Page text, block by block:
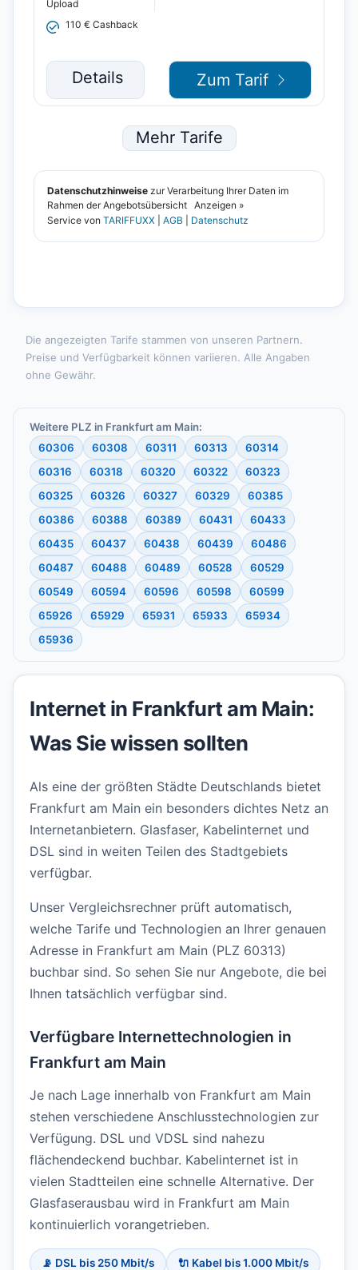
Die angezeigten Tarife stammen von unseren Partnern.
Preise und Verfügbarkeit können variieren. Alle Angaben
ohne Gewähr.
Weitere PLZ in Frankfurt am Main:
60306
60308 60311 60313
60314
60316
60318 60320 60322
60323
60325
60326 60327 60329
60385
60386
60388 60389 60431
60433
60435
60437 60438 60439
60486
60487
60488 60489 60528
60529
60549
60594 60596 60598
60599
65926
65929 65931 65933
65934
65936
Internet in Frankfurt am Main:
Was Sie wissen sollten
Als eine der größten Städte Deutschlands bietet
Frankfurt am Main ein besonders dichtes Netz an
Internetanbietern. Glasfaser, Kabelinternet und
DSL sind in weiten Teilen des Stadtgebiets
verfügbar.
Unser Vergleichsrechner prüft automatisch,
welche Tarife und Technologien an Ihrer genauen
Adresse in Frankfurt am Main (PLZ 60313)
buchbar sind. So sehen Sie nur Angebote, die bei
Ihnen tatsächlich verfügbar sind.
Verfügbare Internettechnologien in
Frankfurt am Main
Je nach Lage innerhalb von Frankfurt am Main
stehen verschiedene Anschlusstechnologien zur
Verfügung. DSL und VDSL sind nahezu
flächendeckend buchbar. Kabelinternet ist in
vielen Stadtteilen eine schnelle Alternative. Der
Glasfaserausbau wird in Frankfurt am Main
kontinuierlich vorangetrieben.
📡 DSL bis 250 Mbit/s 🔌 Kabel bis 1.000 Mbit/s